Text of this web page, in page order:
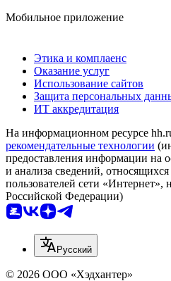
Мобильное приложение
Этика и комплаенс
Оказание услуг
Использование сайтов
Защита персональных
ИТ аккредитация
На информационном ресурсе
рекомендательные технологии
предоставления информации на
и анализа сведений,
пользователей сети «Интернет»,
Российской Федерации)
Русский
© 2026 ООО «Хэдхантер»